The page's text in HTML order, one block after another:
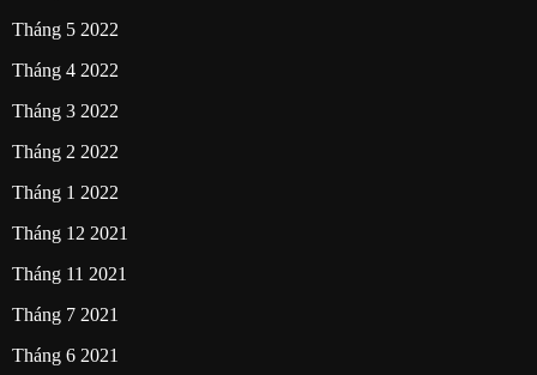
Tháng 5 2022
Tháng 4 2022
Tháng 3 2022
Tháng 2 2022
Tháng 1 2022
Tháng 12 2021
Tháng 11 2021
Tháng 7 2021
Tháng 6 2021